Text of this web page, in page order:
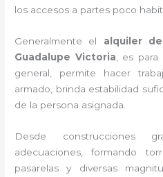
los accesos a partes poco
Generalmente el alquiler
Guadalupe Victoria , es
general, permite hacer
armado, brinda estabilidad
de la persona asignada.
Desde construcciones
adecuaciones, formando
pasarelas y diversas